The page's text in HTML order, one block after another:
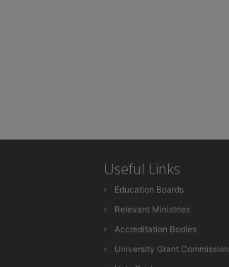
Useful Links
Education Boards
Relevant Ministries
Accreditation Bodies
University Grant Commission